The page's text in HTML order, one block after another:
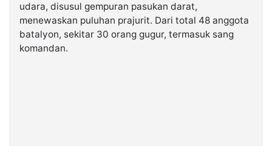
udara, disusul gempuran pasukan darat,
menewaskan puluhan prajurit. Dari total 48 anggota
batalyon, sekitar 30 orang gugur, termasuk sang
komandan.